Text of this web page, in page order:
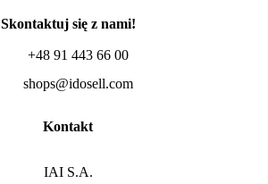
Skontaktuj się z nami!
+48 91 443 66 00
shops@idosell.com
Kontakt
IAI S.A.